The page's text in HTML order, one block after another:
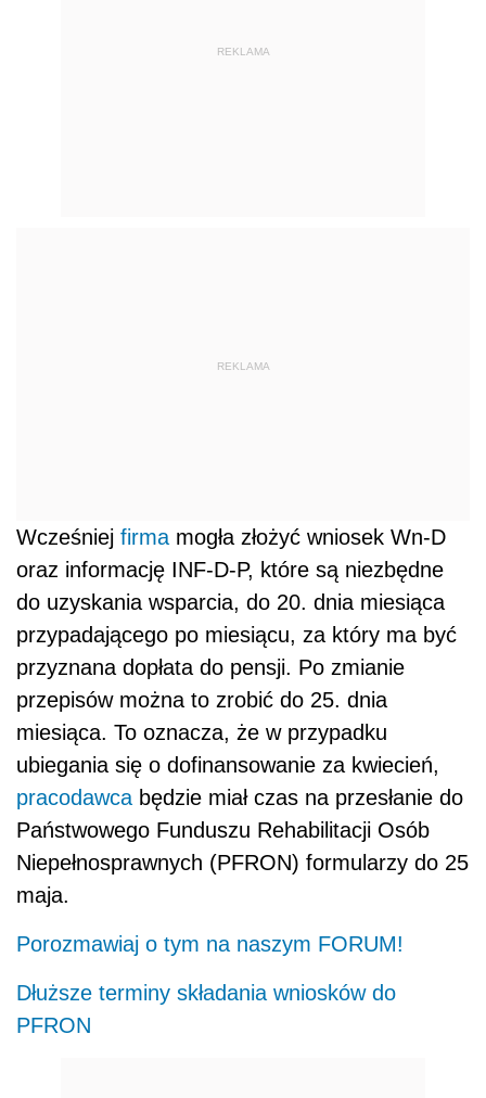
REKLAMA
REKLAMA
Wcześniej firma mogła złożyć wniosek Wn-D
oraz informację INF-D-P, które są niezbędne
do uzyskania wsparcia, do 20. dnia miesiąca
przypadającego po miesiącu, za który ma być
przyznana dopłata do pensji. Po zmianie
przepisów można to zrobić do 25. dnia
miesiąca. To oznacza, że w przypadku
ubiegania się o dofinansowanie za kwiecień,
pracodawca będzie miał czas na przesłanie do
Państwowego Funduszu Rehabilitacji Osób
Niepełnosprawnych (PFRON) formularzy do 25
maja.
Porozmawiaj o tym na naszym FORUM!
Dłuższe terminy składania wniosków do
PFRON